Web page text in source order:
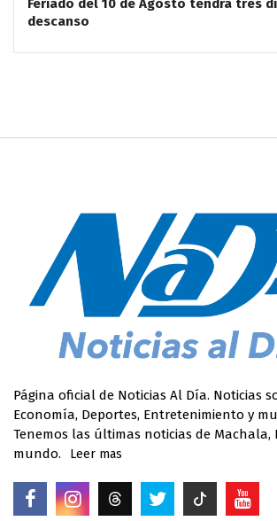
descanso
Página oficial de Noticias Al Día. Noticias
Economía, Deportes, Entretenimiento y
Tenemos las últimas noticias de Machala,
mundo.
Leer mas